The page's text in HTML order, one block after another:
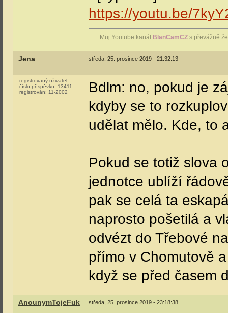
https://youtu.be/
Můj Youtube kanál BlanCamCZ s převážně
Jena středa, 25. prosince 2019 - 21:32:13
registrovaný uživatel
číslo příspěvku: 13411
registrován: 11-2002
Bdlm: no, pokud je
kdyby se to
udělat mělo. Kde, to
Pokud se totiž slova
jednotce ublíží
pak se celá ta
naprosto pošetilá a
odvézt do Třebové
přímo v Chomutově
když se před časem
AnounymTojeFuk středa, 25. prosince 2019 - 23:18:38